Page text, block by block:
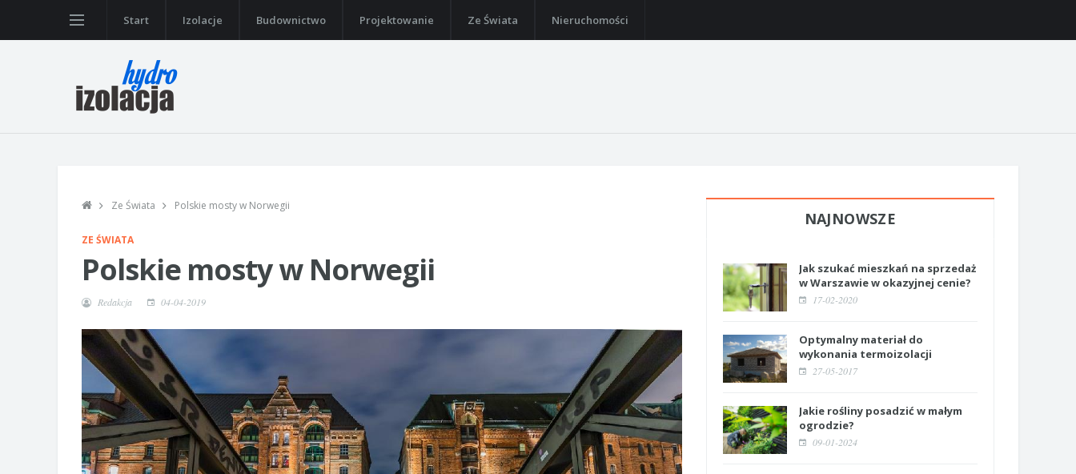
Start Izolacje Budownictwo Projektowanie Ze Świata Nieruchomości
Ze Świata Polskie mosty w Norwegii
ZE ŚWIATA
Polskie mosty w Norwegii
Redakcja 04-04-2019
NAJNOWSZE
Jak szukać mieszkań na sprzedaż
w Warszawie w okazyjnej cenie?
17-02-2020
Optymalny materiał do
wykonania termoizolacji
27-05-2017
Jakie rośliny posadzić w małym
ogrodzie?
09-01-2024